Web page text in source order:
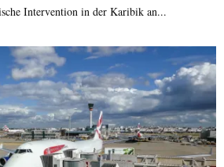
Intervention in der Karibik an...